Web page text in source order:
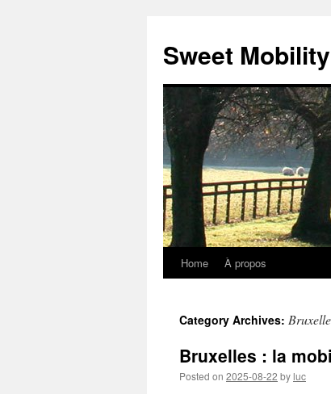
Sweet Mobility
Skip
content
Home À propos
Category Archives:
Bruxelles : la
Posted on 2025-08-22 byluc